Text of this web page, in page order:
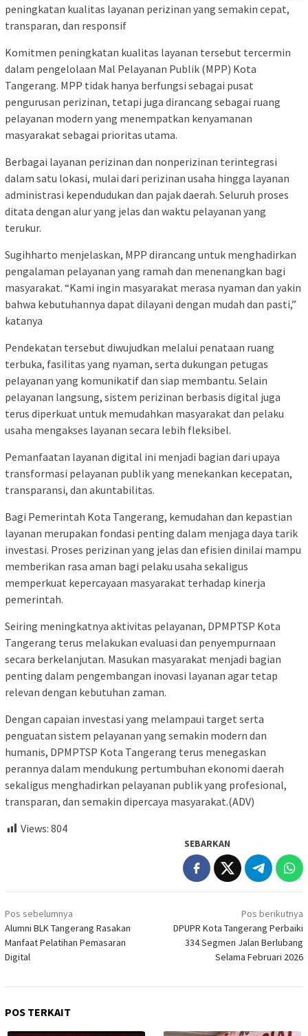
peningkatan kualitas layanan perizinan yang semakin cepat,
transparan, dan responsif
Komitmen peningkatan kualitas layanan tersebut tercermin
dalam pengelolaan Mal Pelayanan Publik (MPP) Kota
Tangerang. MPP tidak hanya berfungsi sebagai pusat
pengurusan perizinan, tetapi juga dirancang sebagai ruang
pelayanan modern yang menempatkan kenyamanan
masyarakat sebagai prioritas utama.
Berbagai layanan perizinan dan nonperizinan terintegrasi
dalam satu lokasi, mulai dari perizinan usaha hingga layanan
administrasi kependudukan dan pajak daerah. Seluruh proses
ditata dengan alur yang jelas dan waktu pelayanan yang
terukur.
Sugihharto menjelaskan, MPP dirancang untuk menghadirkan
pengalaman pelayanan yang ramah dan menenangkan bagi
masyarakat. “Kami ingin masyarakat merasa nyaman dan yakin
bahwa kebutuhannya dapat dilayani dengan mudah dan pasti,”
katanya
Pendekatan tersebut diwujudkan melalui penataan ruang
terbuka, fasilitas yang nyaman, serta dukungan petugas
pelayanan yang komunikatif dan siap membantu. Selain
pelayanan langsung, sistem perizinan berbasis digital juga
terus diperkuat untuk memudahkan masyarakat dan pelaku
usaha mengakses layanan secara lebih fleksibel.
Pemanfaatan layanan digital ini menjadi bagian dari upaya
transformasi pelayanan publik yang menekankan kecepatan,
transparansi, dan akuntabilitas.
Bagi Pemerintah Kota Tangerang, kemudahan dan kepastian
layanan merupakan fondasi penting dalam menjaga daya tarik
investasi. Proses perizinan yang jelas dan efisien dinilai mampu
memberikan rasa aman bagi pelaku usaha sekaligus
memperkuat kepercayaan masyarakat terhadap kinerja
pemerintah.
Seiring meningkatnya aktivitas pelayanan, DPMPTSP Kota
Tangerang terus melakukan evaluasi dan penyempurnaan
secara berkelanjutan. Masukan masyarakat menjadi bagian
penting dalam pengembangan inovasi layanan agar tetap
relevan dengan kebutuhan zaman.
Dengan capaian investasi yang melampaui target serta
penguatan sistem pelayanan yang semakin modern dan
humanis, DPMPTSP Kota Tangerang terus menegaskan
perannya dalam mendukung pertumbuhan ekonomi daerah
sekaligus menghadirkan pelayanan publik yang profesional,
transparan, dan semakin dipercaya masyarakat.(ADV)
Views: 804
SEBARKAN
Navigasi
pos
Pos sebelumnya
Alumni BLK Tangerang Rasakan
Manfaat Pelatihan Pemasaran
Digital
Pos berikutnya
DPUPR Kota Tangerang Perbaiki
334 Segmen Jalan Berlubang
Selama Februari 2026
POS TERKAIT